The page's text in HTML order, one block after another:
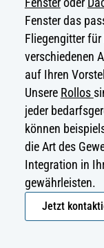
Fenster das
Fliegengitter
verschiedenen
auf Ihren
Unsere Rollos
jeder
können
die Art des
Integration in
gewährleisten.
Jetzt